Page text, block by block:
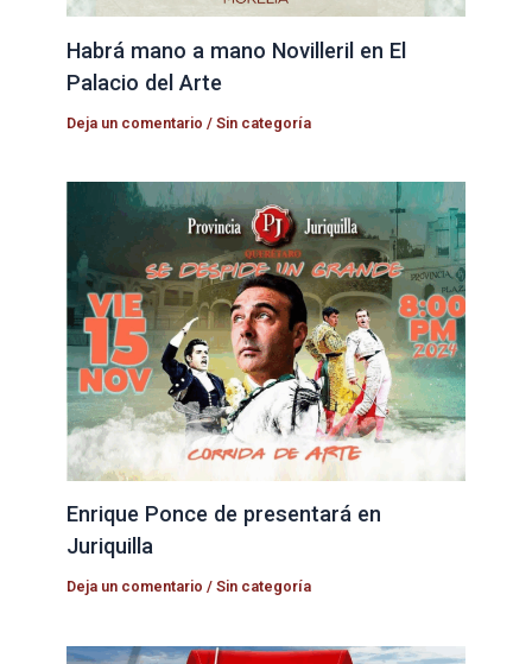
Habrá mano a mano Novilleril en El
Palacio del Arte
Deja un comentario /Sin categoría
Enrique Ponce de presentará en
Juriquilla
Deja un comentario /Sin categoría